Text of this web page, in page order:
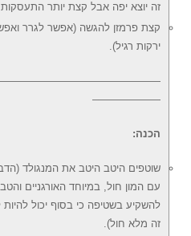
זה יוצא יפה אבל קצת יותר
קצת פרמזן להגשה (אפשר לגרר
ירקות רגיל).
——————–
הכנה:
שוטפים היטב היטב את המנגולד
עם המון חול, במיוחד האורגניים
להשקיע בשטיפה כי בסוף יכול
זה מלא חול).